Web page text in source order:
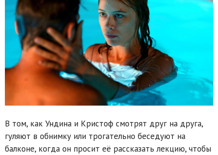
В том, как Ундина и Кристоф смотрят друг на друга,
гуляют в обнимку или трогательно беседуют на
балконе, когда он просит её рассказать лекцию, чтобы